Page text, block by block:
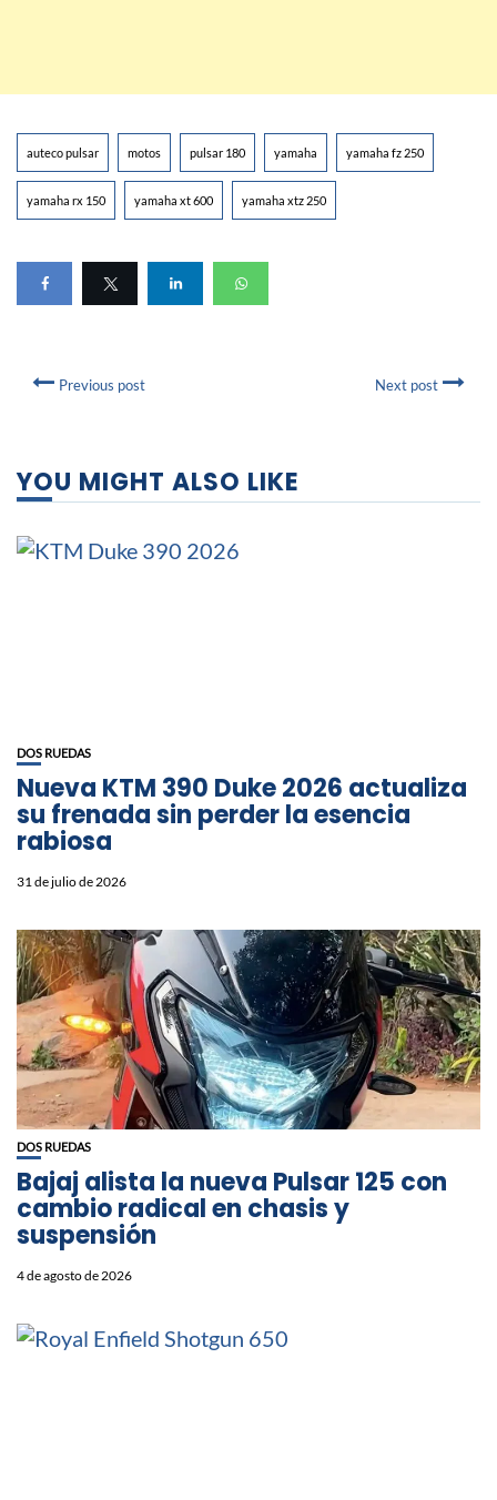
auteco pulsar motos pulsar 180 yamaha yamaha fz 250
yamaha rx 150 yamaha xt 600 yamaha xtz 250
Previous post Next post
YOU MIGHT ALSO LIKE
DOS RUEDAS
Nueva KTM 390 Duke 2026 actualiza
su frenada sin perder la esencia
rabiosa
31 de julio de 2026
DOS RUEDAS
Bajaj alista la nueva Pulsar 125 con
cambio radical en chasis y
suspensión
4 de agosto de 2026